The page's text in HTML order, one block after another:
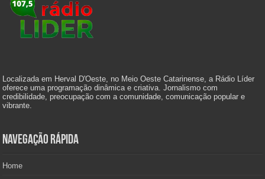
Localizada em Herval D'Oeste, no Meio Oeste Catarinense, a Rádio Líder
oferece uma programação dinâmica e criativa. Jornalismo com
credibilidade, preocupação com a comunidade, comunicação popular e
vibrante.
Navegação Rápida
Home